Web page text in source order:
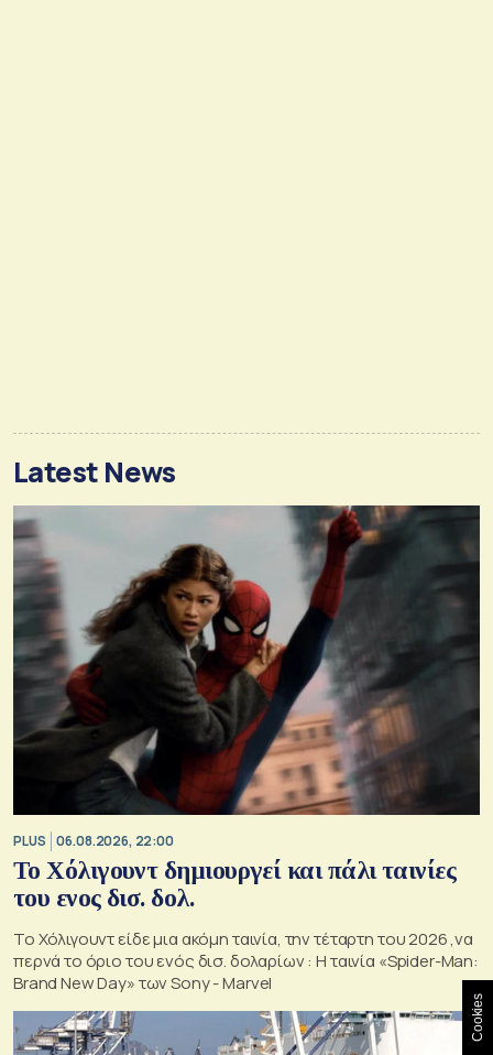
Latest News
PLUS 06.08.2026, 22:00
Το Χόλιγουντ δημιουργεί και πάλι ταινίες
του ενος δισ. δολ.
Το Χόλιγουντ είδε μια ακόμη ταινία, την τέταρτη του 2026 ,να
περνά το όριο του ενός δισ. δολαρίων : H ταινία «Spider-Man:
Brand New Day» των Sony - Marvel
Cookies